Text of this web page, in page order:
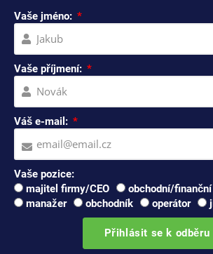
Vaše jméno:
Vaše příjmení:
Váš e-mail:
Vaše pozice:
majitel firmy/CEO
obchodní/finanční
manažer
obchodník operátor
Přihlásit se k odběru